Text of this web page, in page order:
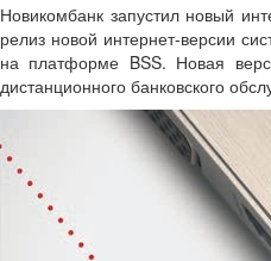
Новикомбанк запустил новый
релиз новой интернет-версии
на платформе BSS. Новая
дистанционного банковского